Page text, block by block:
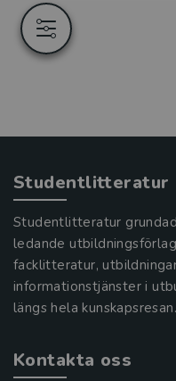
Studentlitteratur
Studentlitteratur
ledande
facklitteratur,
informationstjänster i
längs hela kunskapsresan.
Kontakta oss